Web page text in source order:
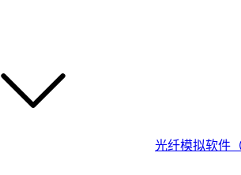
光纤模拟软件